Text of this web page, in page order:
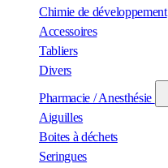
Chimie de développement
Accessoires
Tabliers
Divers
Pharmacie / Anesthésie
Aiguilles
Boites à déchets
Seringues